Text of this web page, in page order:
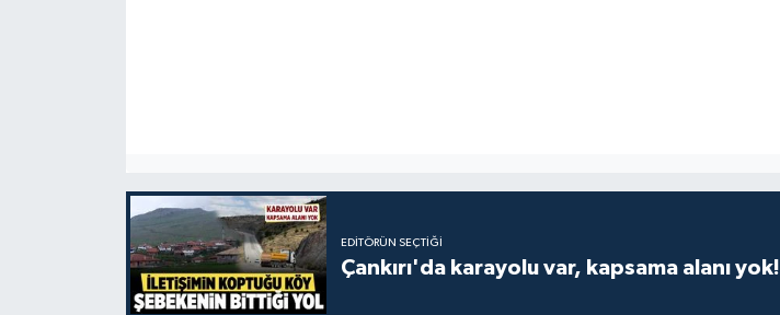
EDITÖRÜN SEÇTIĞI
Çankırı'da karayolu var, kapsama alanı yok!